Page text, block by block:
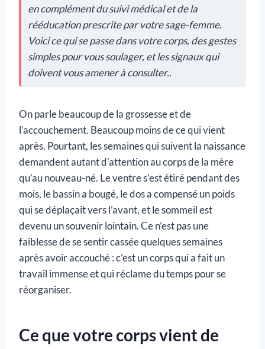
en complément du suivi médical et de la
rééducation prescrite par votre sage-femme.
Voici ce qui se passe dans votre corps, des gestes
simples pour vous soulager, et les signaux qui
doivent vous amener à consulter..
On parle beaucoup de la grossesse et de
l’accouchement. Beaucoup moins de ce qui vient
après. Pourtant, les semaines qui suivent la naissance
demandent autant d’attention au corps de la mère
qu’au nouveau-né. Le ventre s’est étiré pendant des
mois, le bassin a bougé, le dos a compensé un poids
qui se déplaçait vers l’avant, et le sommeil est
devenu un souvenir lointain. Ce n’est pas une
faiblesse de se sentir cassée quelques semaines
après avoir accouché : c’est un corps qui a fait un
travail immense et qui réclame du temps pour se
réorganiser.
Ce que votre corps vient de